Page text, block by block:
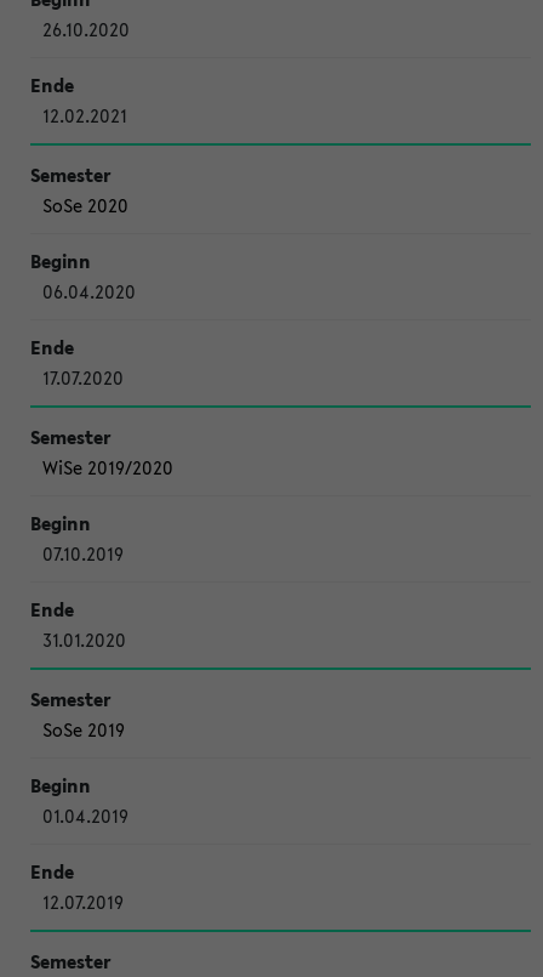
26.10.2020
12.02.2021
SoSe 2020
06.04.2020
17.07.2020
WiSe 2019/2020
07.10.2019
31.01.2020
SoSe 2019
01.04.2019
12.07.2019